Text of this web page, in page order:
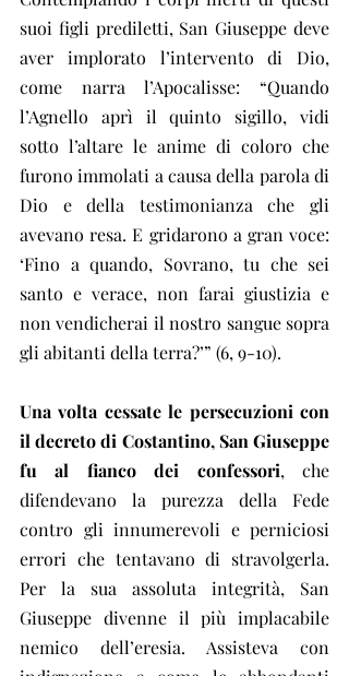
suoi figli prediletti, San Giuseppe deve
aver implorato l’intervento di Dio,
come narra l’Apocalisse: “Quando
l’Agnello aprì il quinto sigillo, vidi
sotto l’altare le anime di coloro che
furono immolati a causa della parola di
Dio e della testimonianza che gli
avevano resa. E gridarono a gran voce:
‘Fino a quando, Sovrano, tu che sei
santo e verace, non farai giustizia e
non vendicherai il nostro sangue sopra
gli abitanti della terra?’” (6, 9-10).
Una volta cessate le persecuzioni con
il decreto di Costantino, San Giuseppe
fu al fianco dei confessori, che
difendevano la purezza della Fede
contro gli innumerevoli e perniciosi
errori che tentavano di stravolgerla.
Per la sua assoluta integrità, San
Giuseppe divenne il più implacabile
nemico dell’eresia. Assisteva con